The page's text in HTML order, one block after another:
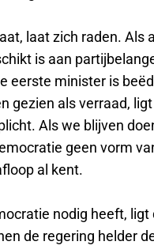
laat zich raden. Als
is aan
eerste minister is
gezien als verraad,
Als we blijven
geen vorm
al kent.
nodig heeft,
de regering helder